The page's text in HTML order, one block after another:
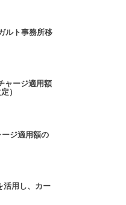
ルト事務所移
ャージ適用額
）
ジ適用額の
活用し、カー